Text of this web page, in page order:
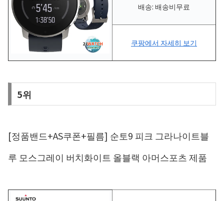
배송: 배송비무료
쿠팡에서 자세히 보기
5위
[정품밴드+AS쿠폰+필름] 순토9 피크 그라나이트블
루 모스그레이 버치화이트 올블랙 아머스포츠 제품